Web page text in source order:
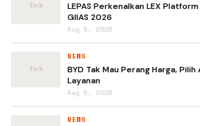
LEPAS Perkenalkan LEX
GIIAS 2026
Aug 5, 2026
NEWS
BYD Tak Mau Perang Harga,
Layanan
Aug 5, 2026
NEWS